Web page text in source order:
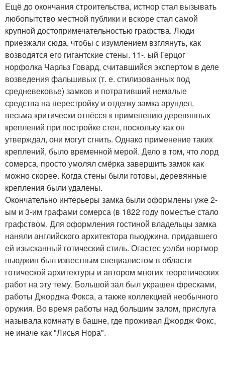
Ещё до окончания строительства, истнор стал вызывать
любопытство местной публики и вскоре стал самой
крупной достопримечательностью графства. Люди
приезжали сюда, чтобы с изумлением взглянуть, как
возводятся его гигантские стены. 11-. ый Герцог
норфолка Чарльз Говард, считавшийся экспертом в деле
возведения фальшивых (т. е. стилизованных под
средневековье) замков и потративший немалые
средства на перестройку и отделку замка арундел,
весьма критически отнёсся к применению деревянных
креплений при постройке стен, поскольку как он
утверждал, они могут сгнить. Однако применение таких
креплений, было временной мерой. Дело в том, что лорд
сомерса, просто умолял смёрка завершить замок как
можно скорее. Когда стены были готовы, деревянные
крепления были удалены.
Окончательно интерьеры замка были оформлены уже 2-
ым и 3-им графами сомерса (в 1822 году поместье стало
графством. Для оформления гостиной владельцы замка
наняли английского архитектора пьюджина, придавшего
ей изысканный готический стиль. Огастес уэлби нортмор
пьюджин был известным специалистом в области
готической архитектуры и автором многих теоретических
работ на эту тему. Большой зал был украшен фресками,
работы Джорджа Фокса, а также коллекцией необычного
оружия. Во время работы над большим залом, прислуга
называла комнату в башне, где проживал Джордж Фокс,
не иначе как "Лисья Нора".